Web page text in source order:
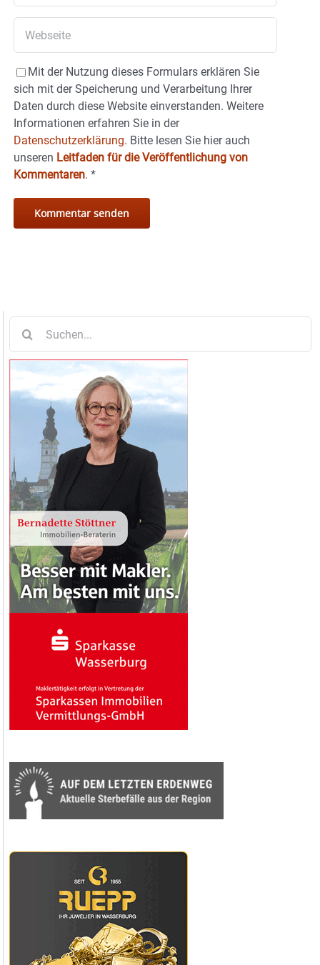
Mit der Nutzung dieses Formulars erklären Sie
sich mit der Speicherung und Verarbeitung Ihrer
Daten durch diese Website einverstanden. Weitere
Informationen erfahren Sie in der
Datenschutzerklärung. Bitte lesen Sie hier auch
unseren Leitfaden für die Veröffentlichung von
Kommentaren. *
nach: